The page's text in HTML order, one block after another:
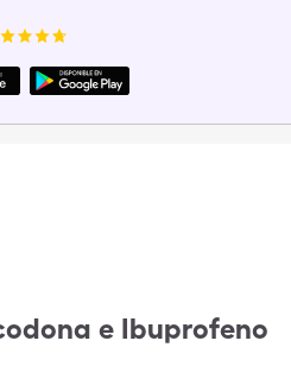
e Ibuprofeno